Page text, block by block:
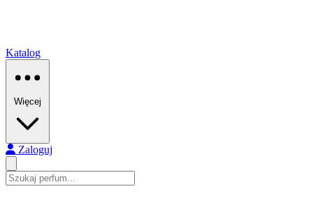
Katalog
Więcej
Zaloguj